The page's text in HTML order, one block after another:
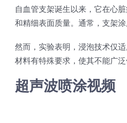
自血管支架诞生以来，它在心
和精细表面质量。通常，支架
然而，实验表明，浸泡技术仅
材料有特殊要求，使其不能广
超声波喷涂视频